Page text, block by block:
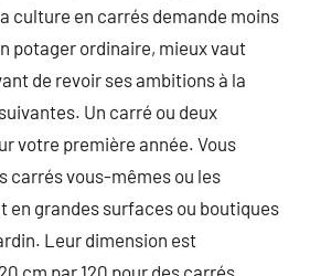
culture en carrés demande moins
potager ordinaire, mieux vaut
de revoir ses ambitions à la
Un carré ou deux
votre première année. Vous
carrés vous-mêmes ou les
grandes surfaces ou boutiques
Leur dimension est
cm par 120 pour des carrés